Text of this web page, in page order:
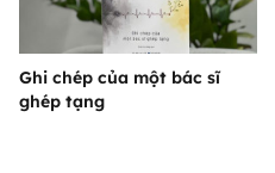
Ghi chép của một bác sĩ
ghép tạng